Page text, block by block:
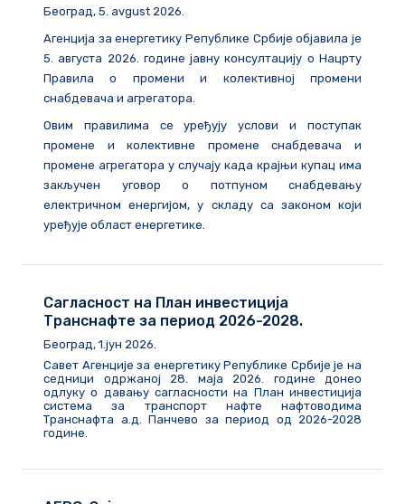
Београд, 5. avgust 2026.
Агенција за енергетику Републике Србије објавила је
5. августа 2026. годинејавну консултацију о Нацрту
Правила о промени и колективној промени
снабдевача и агрегатора.
Овим правилима се уређују услови и поступак
промене и колективне промене снабдевача и
промене агрегатора у случају када крајњи купац има
закључен уговор о потпуном снабдевању
електричном енергијом, у складу са законом који
уређује област енергетике.
Сагласност на План инвестиција
Транснафте за период 2026-2028.
Београд, 1.јун 2026.
Савет Агенције за енергетику Републике Србије је на
седници одржаној 28. маја 2026. године донео
одлуку о давању сагласности на План инвестиција
система за транспорт нафте нафтоводима
Транснафта а.д. Панчево за период од 2026-2028
године.